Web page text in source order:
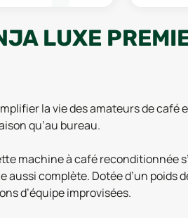
LUXE
la vie des amateurs de
qu’au bureau.
machine à café reconditionnée
complète. Dotée d’un poids
d’équipe improvisées.